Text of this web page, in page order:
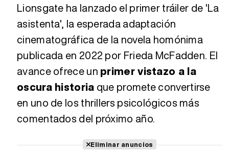
Lionsgate ha lanzado el primer tráiler de 'La
asistenta', la esperada adaptación
cinematográfica de la novela homónima
publicada en 2022 por Frieda McFadden. El
avance ofrece un primer vistazo a la
oscura historia que promete convertirse
en uno de los thrillers psicológicos más
comentados del próximo año.
Eliminar anuncios